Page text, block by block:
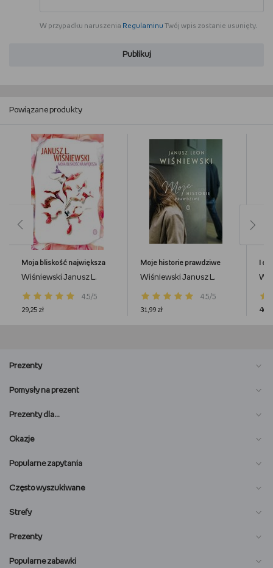
W przypadku naruszenia Regulaminu Twój wpis zostanie usunięty.
Publikuj
Powiązane produkty
Moja bliskość największa
Wiśniewski Janusz L.
4.5/5
29,25 zł
Moje historie prawdziwe
Wiśniewski Janusz L.
4.5/5
31,99 zł
I
Prezenty
Pomysły na prezent
Prezenty dla…
Okazje
Popularne zapytania
Często wyszukiwane
Strefy
Prezenty
Popularne zabawki